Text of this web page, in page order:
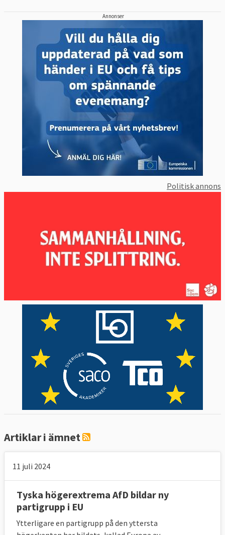
Inga svenska partier finns med
Grupplösa | Ledamöter utan partigrupp
Inga svenska partier finns med
Annonser
Politisk annons
Artiklar i ämnet
11 juli 2024
Tyska högerextrema AfD bildar ny
partigrupp i EU
Ytterligare en partigrupp på den yttersta